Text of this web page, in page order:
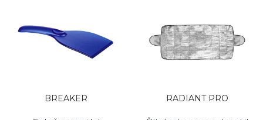
BREAKER RADIANT PRO